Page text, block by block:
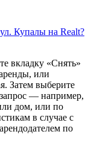
Купалы на Realt?
вкладку «Снять»
или
Затем выберите
— например,
дом, или по
в случае с
по